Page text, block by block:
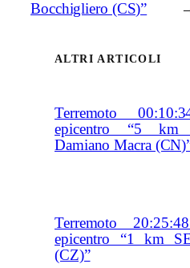
Bocchigliero (CS)”
ALTRI ARTICOLI
Terremoto
epicentro “5
Damiano Macra
Terremoto
epicentro “1 km
(CZ)”